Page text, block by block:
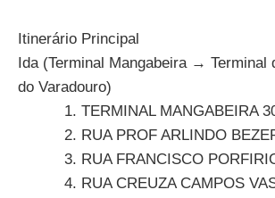
Itinerário Principal
Ida (Terminal Mangabeira → Terminal
do Varadouro)
TERMINAL MANGABEIRA
RUA PROF ARLINDO
RUA FRANCISCO
RUA CREUZA CAMPOS